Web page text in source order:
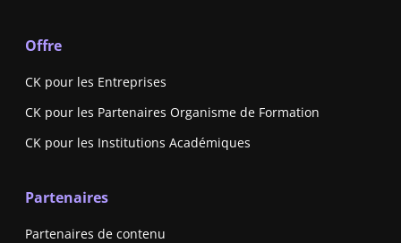
Offre
CK pour les Entreprises
CK pour les Partenaires Organisme de Formation
CK pour les Institutions Académiques
Partenaires
Partenaires de contenu